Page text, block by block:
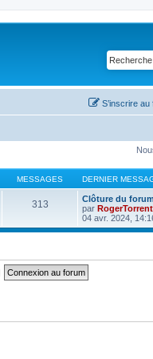
S’inscrire au
MESSAGES DERNIER
313
Clôture du forum
par
04 avr. 2024,